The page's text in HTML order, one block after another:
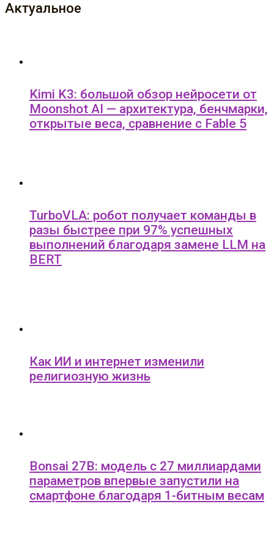
Актуальное
Kimi K3: большой обзор нейросети от
Moonshot AI — архитектура, бенчмарки,
открытые веса, сравнение с Fable 5
TurboVLA: робот получает команды в
разы быстрее при 97% успешных
выполнений благодаря замене LLM на
BERT
Как ИИ и интернет изменили
религиозную жизнь
Bonsai 27B: модель с 27 миллиардами
параметров впервые запустили на
смартфоне благодаря 1-битным весам